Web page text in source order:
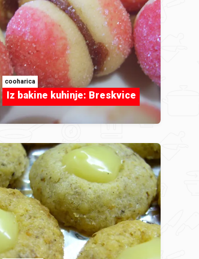
cooharica
Iz bakine kuhinje: Breskvice